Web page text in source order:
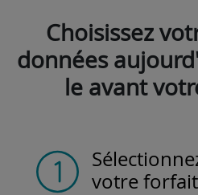
Choisissez
données
le avant
votre